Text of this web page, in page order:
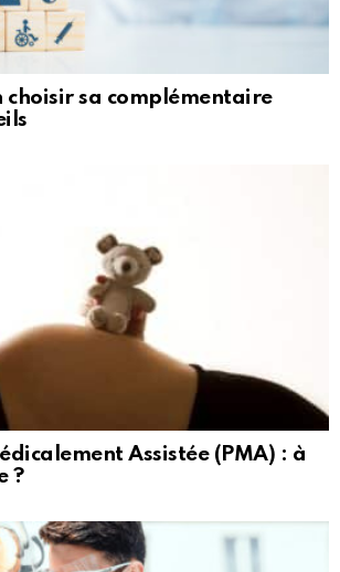
choisir sa complémentaire
Assistée (PMA) : à
?